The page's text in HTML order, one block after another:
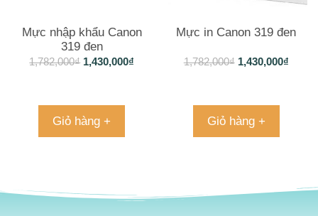
Mực nhập khẩu Canon
319 đen
1,782,000₫ 1,430,000₫
Giỏ hàng +
Mực in Canon 319 đen
1,782,000₫ 1,430,000₫
Giỏ hàng +